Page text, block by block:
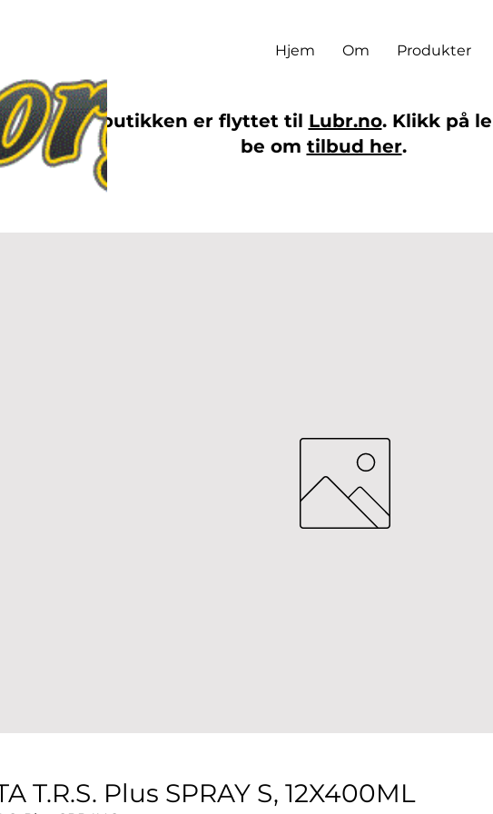
Hjem Om Produkter
T.R.S. Plus SPRAY S, 12X400ML
Nettbutikken er flyttet til Lubr.no. Klikk på
be om tilbud her.